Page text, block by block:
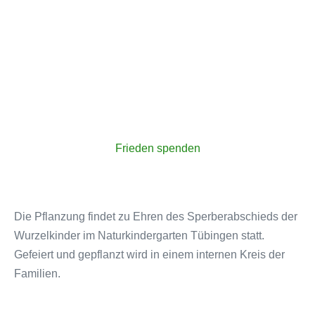
Frieden spenden
Die Pflanzung findet zu Ehren des Sperberabschieds der
Wurzelkinder im Naturkindergarten Tübingen statt.
Gefeiert und gepflanzt wird in einem internen Kreis der
Familien.